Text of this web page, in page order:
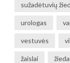
sužadėtuvių
urologas
vestuvės
žaislai